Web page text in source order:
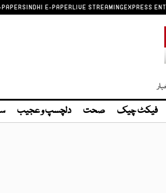
SINDHI E-PAPERLIVE STREAMINGEXPRESS
فیکٹ چیک صحت دلچسپ و عجیب